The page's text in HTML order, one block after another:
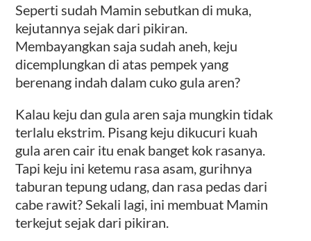
Seperti sudah Mamin sebutkan di muka,
kejutannya sejak dari pikiran.
Membayangkan saja sudah aneh, keju
dicemplungkan di atas pempek yang
berenang indah dalam cuko gula aren?
Kalau keju dan gula aren saja mungkin tidak
terlalu ekstrim. Pisang keju dikucuri kuah
gula aren cair itu enak banget kok rasanya.
Tapi keju ini ketemu rasa asam, gurihnya
taburan tepung udang, dan rasa pedas dari
cabe rawit? Sekali lagi, ini membuat Mamin
terkejut sejak dari pikiran.